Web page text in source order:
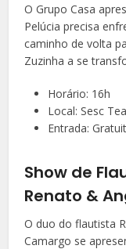
O Grupo Casa
Pelúcia precisa
caminho de volta
Zuzinha a se
Horário: 16h
Local: Sesc
Entrada:
Show de
Renato &
O duo do flautista
Camargo se